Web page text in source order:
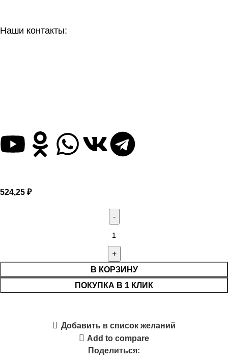
Наши контакты:
524,25 ₽
В КОРЗИНУ
ПОКУПКА В 1 КЛИК
Добавить в список желаний
Add to compare
Поделиться: